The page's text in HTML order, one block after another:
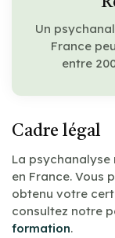
Un
France
entre
Cadre légal
La psychanalyse
en France. Vous
obtenu votre
consultez notre
formation.